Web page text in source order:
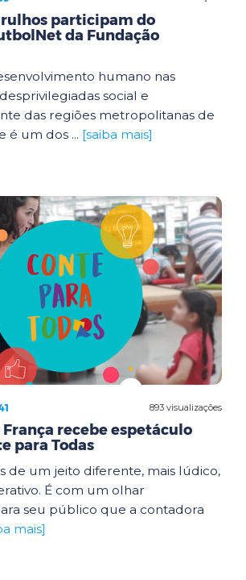
participam do
da Fundação
humano nas
social e
das regiões metropolitanas de
é um dos ... [saiba mais]
893 visualizações
França recebe espetáculo
para Todas
de um jeito diferente, mais lúdico,
É com um olhar
seu público que a contadora
mais]